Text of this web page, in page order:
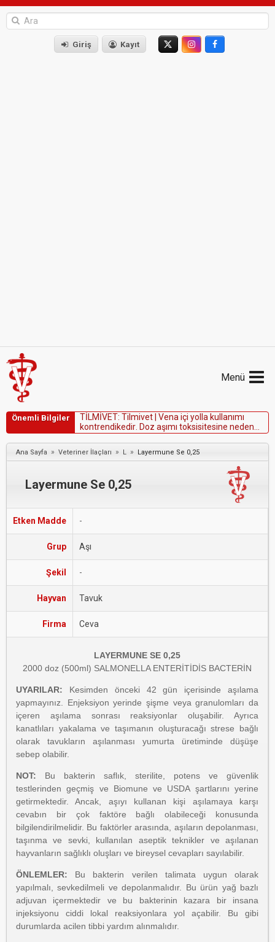
Giriş Kayıt
Menü
Önemli Bilgiler TİLMİVET: Ti mivet Vena içi yo a ku anımı
kontrendikedir Doz aşımı toksisitesine neden
olabileceğiiçin15kg'denküçükkuzulara
uygulanmamalıdır.
Ana Sayfa » Veteriner İlaçları » L » Layermune Se 0,25
Layermune Se 0,25
Etken Madde -
Grup Aşı
Şekil -
Hayvan Tavuk
Firma Ceva
LAYERMUNE SE 0,25
2000 doz (500ml) SALMONELLA ENTERİTİDİS BACTERİN
UYARILAR: Kesimden önceki 42 gün içerisinde aşılama
yapmayınız. Enjeksiyon yerinde şişme veya granulomları da
içeren aşılama sonrası reaksiyonlar oluşabilir. Ayrıca
kanatlıları yakalama ve taşımanın oluşturacağı strese bağlı
olarak tavukların aşılanması yumurta üretiminde düşüşe
sebep olabilir.
NOT: Bu bakterin saflık, sterilite, potens ve güvenlik
testlerinden geçmiş ve Biomune ve USDA şartlarını yerine
getirmektedir. Ancak, aşıyı kullanan kişi aşılamaya karşı
cevabın bir çok faktöre bağlı olabileceği konusunda
bilgilendirilmelidir. Bu faktörler arasında, aşıların depolanması,
taşınma ve sevki, kullanılan aseptik teknikler ve aşılanan
hayvanların sağlıklı oluşları ve bireysel cevapları sayılabilir.
ÖNLEMLER: Bu bakterin verilen talimata uygun olarak
yapılmalı, sevkedilmeli ve depolanmalıdır. Bu ürün yağ bazlı
adjuvan içermektedir ve bu bakterinin kazara bir insana
injeksiyonu ciddi lokal reaksiyonlara yol açabilir. Bu gibi
durumlarda acilen tibbi yardım alınmalıdır.